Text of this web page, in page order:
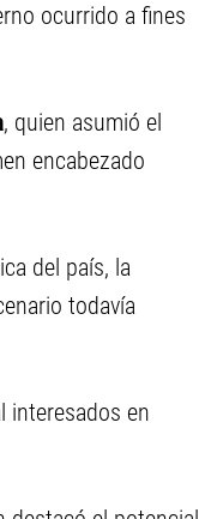
ocurrido a fines
, quien asumió el
encabezado
del país, la
todavía
interesados en